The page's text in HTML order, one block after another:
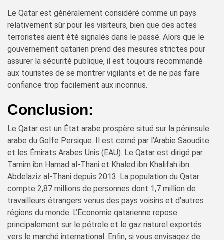
Le Qatar est généralement considéré comme un pays
relativement sûr pour les visiteurs, bien que des actes
terroristes aient été signalés dans le passé. Alors que le
gouvernement qatarien prend des mesures strictes pour
assurer la sécurité publique, il est toujours recommandé
aux touristes de se montrer vigilants et de ne pas faire
confiance trop facilement aux inconnus.
Conclusion:
Le Qatar est un État arabe prospère situé sur la péninsule
arabe du Golfe Persique. Il est cerné par l’Arabie Saoudite
et les Émirats Arabes Unis (EAU). Le Qatar est dirigé par
Tamim ibn Hamad al-Thani et Khaled ibn Khalifah ibn
Abdelaziz al-Thani depuis 2013. La population du Qatar
compte 2,87 millions de personnes dont 1,7 million de
travailleurs étrangers venus des pays voisins et d'autres
régions du monde. L’Économie qatarienne repose
principalement sur le pétrole et le gaz naturel exportés
vers le marché international. Enfin, si vous envisagez de